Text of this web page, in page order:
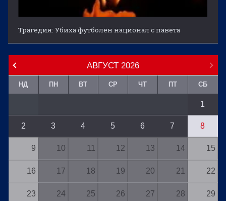
Трагедия: Убиха футболен национал с павета
АВГУСТ 2026
НД ПН ВТ СР ЧТ ПТ СБ
1
2 3 4 5 6 7 8
9 10 11 12 13 14 15
16 17 18 19 20 21 22
23 24 25 26 27 28 29